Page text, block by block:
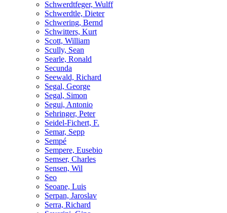
Schwerdtfeger, Wulff
Schwerdtle, Dieter
Schwering, Bernd
Schwitters, Kurt
Scott, William
Scully, Sean
Searle, Ronald
Secunda
Seewald, Richard
Segal, George
Segal, Simon
Segui, Antonio
Sehringer, Peter
Seidel-Fichert, F.
Semar, Sepp
Sempé
Sempere, Eusebio
Semser, Charles
Sensen, Wil
Seo
Seoane, Luis
Serpan, Jaroslav
Serra, Richard